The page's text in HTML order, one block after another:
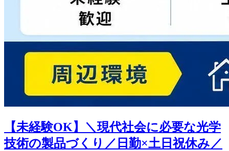
【未経験OK】＼現代社会に必要な光学
技術の製品づくり／日勤×土日祝休み／